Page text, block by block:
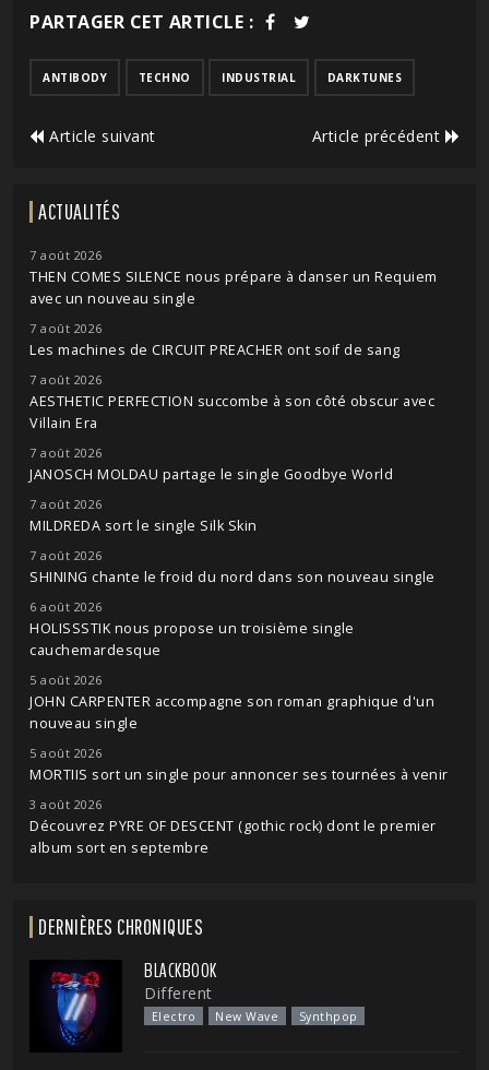
PARTAGER CET ARTICLE :
ANTIBODY TECHNO INDUSTRIAL DARKTUNES
Article suivant Article précédent
ACTUALITÉS
7 août 2026
THEN COMES SILENCE nous prépare à danser un Requiem
avec un nouveau single
7 août 2026
Les machines de CIRCUIT PREACHER ont soif de sang
7 août 2026
AESTHETIC PERFECTION succombe à son côté obscur avec
Villain Era
7 août 2026
JANOSCH MOLDAU partage le single Goodbye World
7 août 2026
MILDREDA sort le single Silk Skin
7 août 2026
SHINING chante le froid du nord dans son nouveau single
6 août 2026
HOLISSSTIK nous propose un troisième single
cauchemardesque
5 août 2026
JOHN CARPENTER accompagne son roman graphique d'un
nouveau single
5 août 2026
MORTIIS sort un single pour annoncer ses tournées à venir
3 août 2026
Découvrez PYRE OF DESCENT (gothic rock) dont le premier
album sort en septembre
DERNIÈRES CHRONIQUES
BLACKBOOK
Different
Electro New Wave Synthpop